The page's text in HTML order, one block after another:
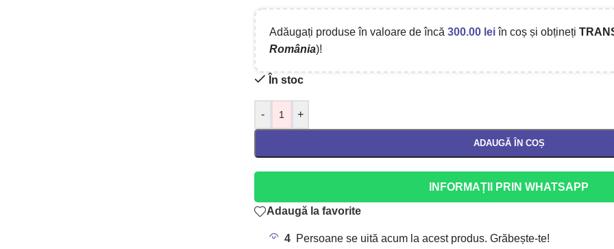
Adăugați produse în valoare de încă 300.00 leiîn coș și obțineți
România)!
În stoc
- +
ADAUGĂ ÎN COȘ
INFORMAȚII PRIN WHATSAPP
Adaugă la favorite
4 Persoane se uită acum la acest produs. Grăbește-te!